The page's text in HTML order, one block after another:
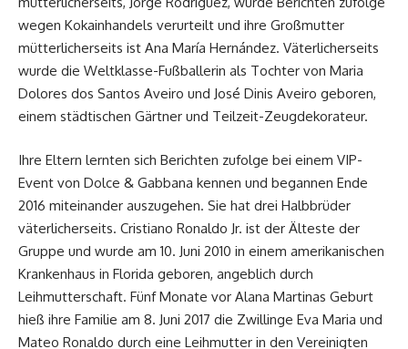
wegen Kokainhandels verurteilt und ihre Großmutter
mütterlicherseits ist Ana María Hernández. Väterlicherseits
wurde die Weltklasse-Fußballerin als Tochter von Maria
Dolores dos Santos Aveiro und José Dinis Aveiro geboren,
einem städtischen Gärtner und Teilzeit-Zeugdekorateur.
Ihre Eltern lernten sich Berichten zufolge bei einem VIP-
Event von Dolce & Gabbana kennen und begannen Ende
2016 miteinander auszugehen. Sie hat drei Halbbrüder
väterlicherseits. Cristiano Ronaldo Jr. ist der Älteste der
Gruppe und wurde am 10. Juni 2010 in einem amerikanischen
Krankenhaus in Florida geboren, angeblich durch
Leihmutterschaft. Fünf Monate vor Alana Martinas Geburt
hieß ihre Familie am 8. Juni 2017 die Zwillinge Eva Maria und
Mateo Ronaldo durch eine Leihmutter in den Vereinigten